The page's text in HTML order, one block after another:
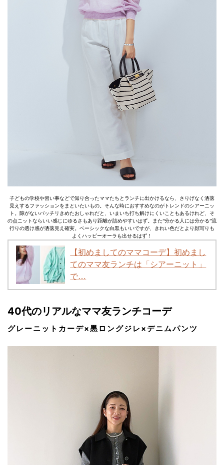
子どもの学校や習い事などで知り合ったママたちとランチに出かけるなら、さりげなく洒落
見えするファッションをまといたいもの。そんな時におすすめなのがトレンドのシアーニッ
ト。隙がないバッチリきめたおしゃれだと、いまいち打ち解けにくいこともあるけれど、そ
の点ニットならいい感じにゆるさもあり距離が詰めやすいはず。また”分かる人には分かる”流
行りの透け感が洒落見え確実。ベーシックな白黒もいいですが、きれい色だとより顔写りも
よくハッピーオーラも出せるはず！
【初めましてのママコーデ】初めまし
てのママ友ランチは「シアーニット」
で…
40代のリアルなママ友ランチコーデ
グレーニットカーデ×黒ロングジレ×デニムパンツ